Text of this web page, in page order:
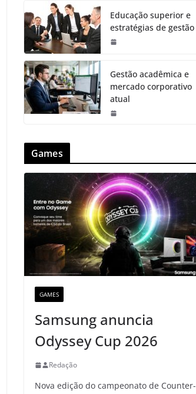
Educação superior e
estratégias de gestão
Gestão acadêmica e
mercado corporativo
atual
Games
GAMES
Samsung anuncia
Odyssey Cup 2026
Redação
Nova edição do campeonato de Counter-